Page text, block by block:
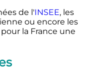
de l'INSEE, les
ou encore les
la France une